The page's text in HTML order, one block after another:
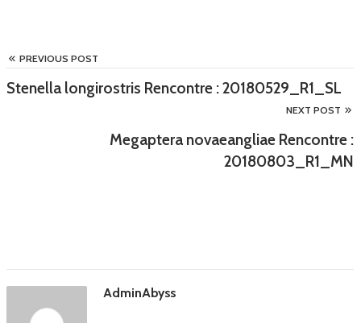
PREVIOUS POST
Stenella longirostris Rencontre : 20180529_R1_SL
NEXT POST
Megaptera novaeangliae Rencontre :
20180803_R1_MN
AdminAbyss